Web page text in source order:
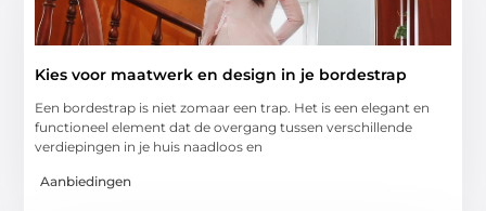
Kies voor maatwerk en design in je bordestrap
Een bordestrap is niet zomaar een trap. Het is een elegant en
functioneel element dat de overgang tussen verschillende
verdiepingen in je huis naadloos en
Aanbiedingen